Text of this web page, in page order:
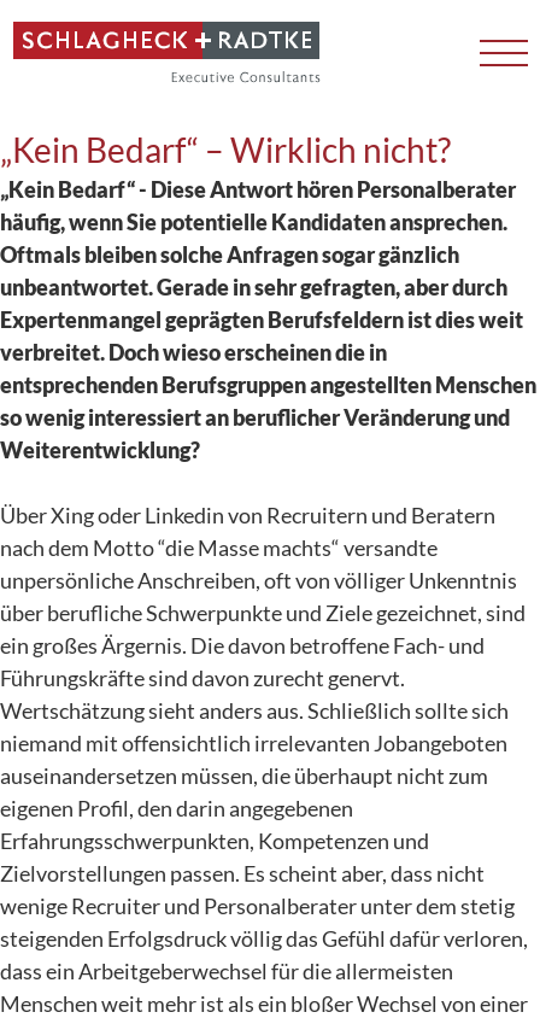
Zum
Inhalt
„Kein Bedarf“ – Wirklich nicht?
„Kein Bedarf“ - Diese Antwort hören Personalberater
häufig, wenn Sie potentielle Kandidaten ansprechen.
Oftmals bleiben solche Anfragen sogar gänzlich
unbeantwortet. Gerade in sehr gefragten, aber durch
Expertenmangel geprägten Berufsfeldern ist dies weit
verbreitet. Doch wieso erscheinen die in
entsprechenden Berufsgruppen angestellten Menschen
so wenig interessiert an beruflicher Veränderung und
Weiterentwicklung?
Über Xing oder Linkedin von Recruitern und Beratern
nach dem Motto “die Masse machts“ versandte
unpersönliche Anschreiben, oft von völliger Unkenntnis
über berufliche Schwerpunkte und Ziele gezeichnet, sind
ein großes Ärgernis. Die davon betroffene Fach- und
Führungskräfte sind davon zurecht genervt.
Wertschätzung sieht anders aus. Schließlich sollte sich
niemand mit offensichtlich irrelevanten Jobangeboten
auseinandersetzen müssen, die überhaupt nicht zum
eigenen Profil, den darin angegebenen
Erfahrungsschwerpunkten, Kompetenzen und
Zielvorstellungen passen. Es scheint aber, dass nicht
wenige Recruiter und Personalberater unter dem stetig
steigenden Erfolgsdruck völlig das Gefühl dafür verloren,
dass ein Arbeitgeberwechsel für die allermeisten
Menschen weit mehr ist als ein bloßer Wechsel von einer